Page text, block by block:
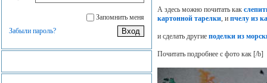
Запомнить меня
Забыли пароль?
А здесь можно почитать как
картонной тарелки, и пчелу из
и сделать другие поделки из
Почитать подробнее с фото как [/b]